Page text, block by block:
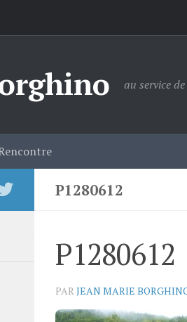
au service
P1280612
P1280612
PAR JEAN MARIE